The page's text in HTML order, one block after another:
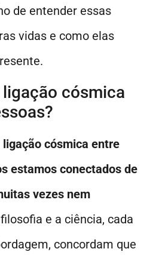
de entender essas
vidas e como elas
cósmica
cósmica entre
estamos conectados de
vezes nem
e a ciência, cada
concordam que